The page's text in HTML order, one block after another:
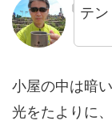
テン
小屋の中は暗
光をたよりに